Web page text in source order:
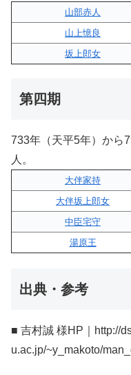
山部赤人
山上憶良
坂上郎女
第四期
733年（天平5年）から
人。
大伴家持
大伴坂上郎女
中臣宅守
湯原王
出典・参考
■ 吉村誠 様HP｜http://
u.ac.jp/~y_makoto/